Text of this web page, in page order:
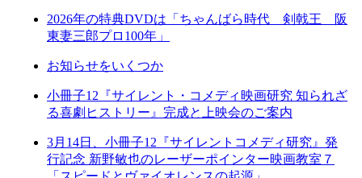
2026年の特典DVDは「ちゃんばら時代 剣戟王 阪
東妻三郎プロ100年」
お知らせをいくつか
小冊子12『サイレント・コメディ映画研究 知られざ
る喜劇ヒストリー』完成と上映会のご案内
3月14日、小冊子12『サイレントコメディ研究』発
行記念 新野敏也のレーザーポインター映画教室７